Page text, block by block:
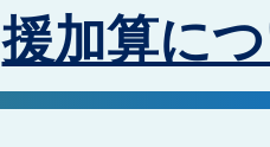
援加算に